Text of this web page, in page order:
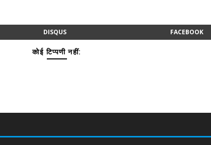
DISQUS FACEBOOK
कोई टिप्पणी नहीं: